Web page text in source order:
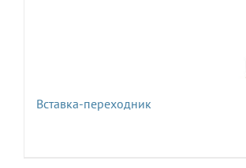
Вставка-переходник